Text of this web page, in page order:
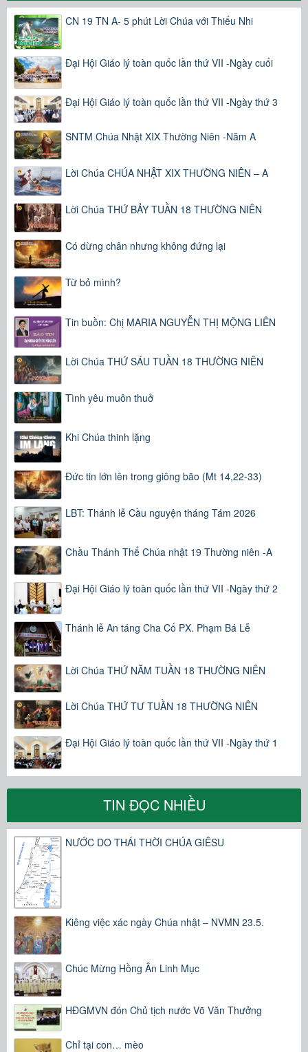
CN 19 TN A- 5 phút Lời Chúa với Thiếu Nhi
Đại Hội Giáo lý toàn quốc lần thứ VII -Ngày cuối
Đại Hội Giáo lý toàn quốc lần thứ VII -Ngày thứ 3
SNTM Chúa Nhật XIX Thường Niên -Năm A
Lời Chúa CHÚA NHẬT XIX THƯỜNG NIÊN – A
Lời Chúa THỨ BẢY TUẦN 18 THƯỜNG NIÊN
Có dừng chân nhưng không đứng lại
Từ bỏ mình?
Tin buồn: Chị MARIA NGUYỄN THỊ MỘNG LIÊN
Lời Chúa THỨ SÁU TUẦN 18 THƯỜNG NIÊN
Tình yêu muôn thuở
Khi Chúa thinh lặng
Đức tin lớn lên trong giông bão (Mt 14,22-33)
LBT: Thánh lễ Cầu nguyện tháng Tám 2026
Chầu Thánh Thể Chúa nhật 19 Thường niên -A
Đại Hội Giáo lý toàn quốc lần thứ VII -Ngày thứ 2
Thánh lễ An táng Cha Cố PX. Phạm Bá Lễ
Lời Chúa THỨ NĂM TUẦN 18 THƯỜNG NIÊN
Lời Chúa THỨ TƯ TUẦN 18 THƯỜNG NIÊN
Đại Hội Giáo lý toàn quốc lần thứ VII -Ngày thứ 1
TIN ĐỌC NHIỀU
NƯỚC DO THÁI THỜI CHÚA GIÊSU
Kiêng việc xác ngày Chúa nhật – NVMN 23.5.
Chúc Mừng Hồng Ân Linh Mục
HĐGMVN đón Chủ tịch nước Võ Văn Thưởng
Chỉ tại con… mèo